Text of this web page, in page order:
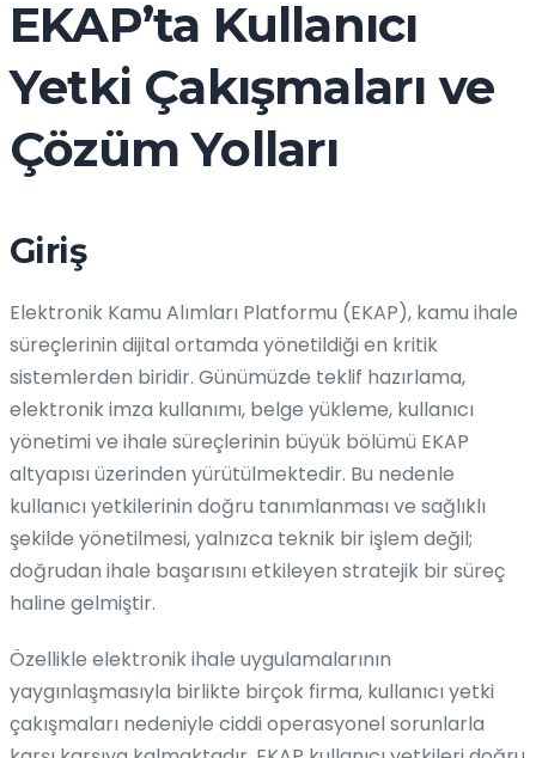
EKAP’ta Kullanıcı
Yetki Çakışmaları ve
Çözüm Yolları
Giriş
Elektronik Kamu Alımları Platformu (EKAP), kamu ihale
süreçlerinin dijital ortamda yönetildiği en kritik
sistemlerden biridir. Günümüzde teklif hazırlama,
elektronik imza kullanımı, belge yükleme, kullanıcı
yönetimi ve ihale süreçlerinin büyük bölümü EKAP
altyapısı üzerinden yürütülmektedir. Bu nedenle
kullanıcı yetkilerinin doğru tanımlanması ve sağlıklı
şekilde yönetilmesi, yalnızca teknik bir işlem değil;
doğrudan ihale başarısını etkileyen stratejik bir süreç
haline gelmiştir.
Özellikle elektronik ihale uygulamalarının
yaygınlaşmasıyla birlikte birçok firma, kullanıcı yetki
çakışmaları nedeniyle ciddi operasyonel sorunlarla